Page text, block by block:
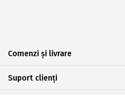
Comenzi și livrare
Suport clienți